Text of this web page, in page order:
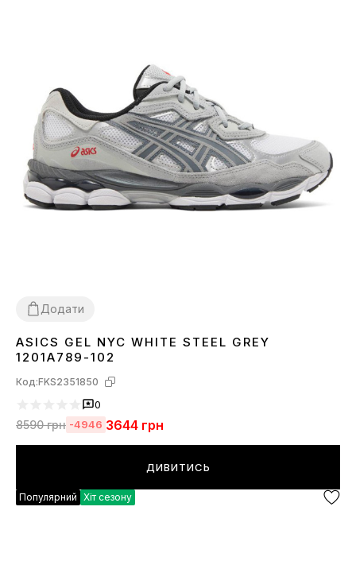
Додати
36 37383940 41 4243 44 45
ASICS GEL NYC WHITE STEEL GREY
1201A789-102
Код:FKS2351850
0
8590грн -4946 3644 грн
ДИВИТИСЬ
Популярний Хіт сезону